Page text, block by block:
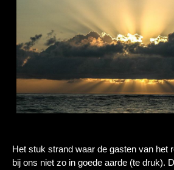
Het stuk strand waar de gasten van het
bij ons niet zo in goede aarde (te druk).